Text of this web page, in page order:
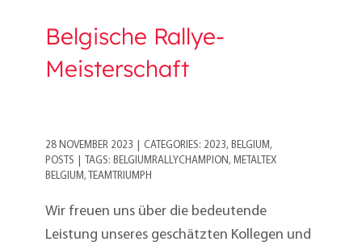
Belgische Rallye-
Meisterschaft
28 NOVEMBER 2023 CATEGORIES: 2023, BELGIUM,
POSTS
TAGS: BELGIUMRALLYCHAMPION, METALTEX
BELGIUM, TEAMTRIUMPH
Wir freuen uns über die bedeutende
Leistung unseres geschätzten Kollegen und